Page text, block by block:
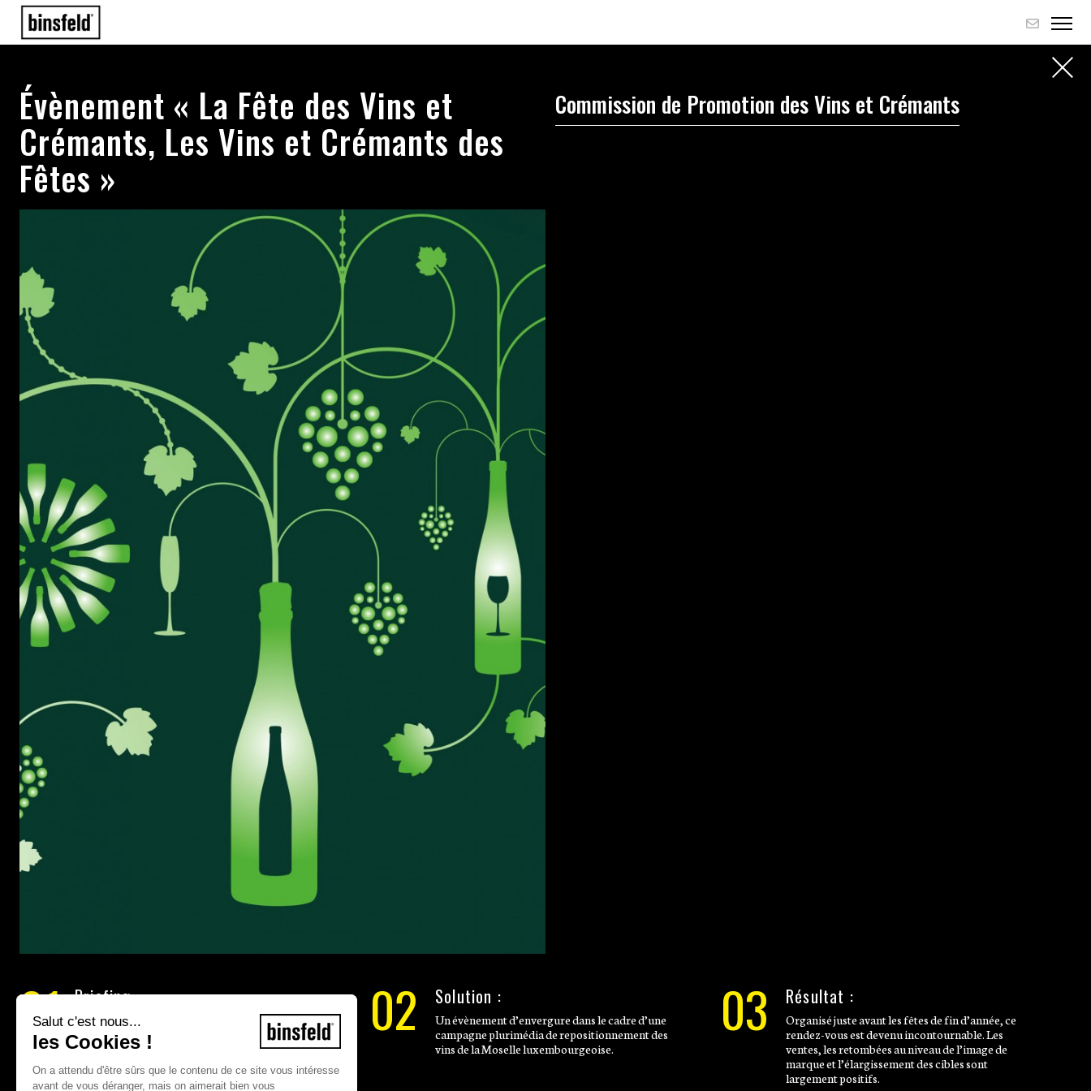
Salut c'est nous...
les Cookies !
On a attendu d'être sûrs que le contenu de ce site vous intéresse
avant de vous déranger, mais on aimerait bien vous
Évènement « La Fête des Vins et
Crémants, Les Vins et Crémants des
Fêtes »
Commission de Promotion des Vins et Crémants
01 Briefing :
Rajeunir sa clientèle et l’ouvrir aux résidents
luxembourgeois ainsi qu’aux frontaliers.
02 Solution :
Un évènement d’envergure dans le cadre d’une
campagne plurimédia de repositionnement des
vins de la Moselle luxembourgeoise.
03 Résultat :
Organisé juste avant les fêtes de fin d’année, ce
rendez-vous est devenu incontournable. Les
ventes, les retombées au niveau de l’image de
marque et l’élargissement des cibles sont
largement positifs.